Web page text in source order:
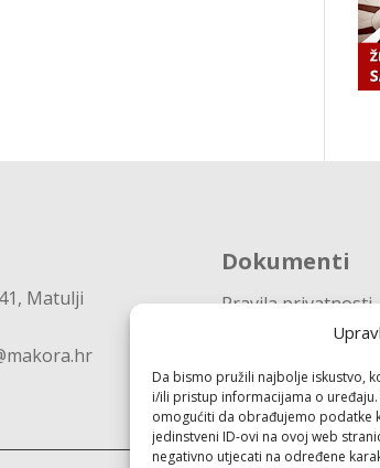
Da bismo pružili najbolje iskustvo,
i/ili pristup informacijama o
omogućiti da obrađujemo podatke
jedinstveni ID-ovi na ovoj web
negativno utjecati na određene
Matulji
Dokumenti
Pravila privatnosti
Politika kolačića
Follow